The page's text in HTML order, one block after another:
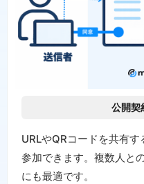
公開契
URLやQRコードを共有
参加できます。複数人と
にも最適です。